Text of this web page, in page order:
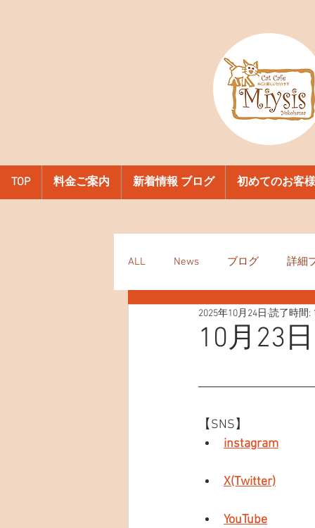
TOP 料金ご案内 新着情報 ブログ 初めてのお客
ALL News ブログ 詳細
10月23
2025年10月24日 読了時間:
【SNS】
instagram
X(Twitter)
YouTube